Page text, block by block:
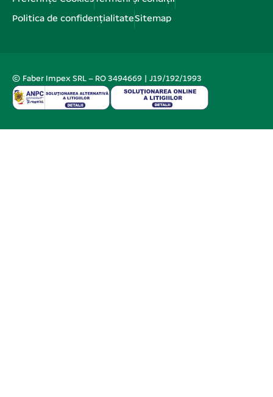
Politica de confidențialitateSitemap
© Faber Impex SRL – RO 3494669 | J19/192/1993